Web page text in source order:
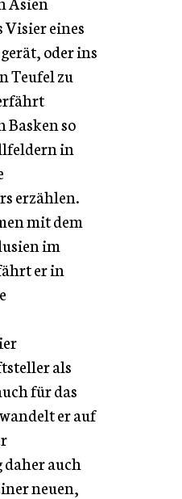
Visier eines
oder ins
Teufel zu
Basken so
in
erzählen.
mit dem
im
er in
als
für das
er auf
auch
neuen,